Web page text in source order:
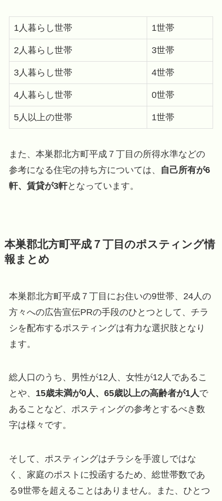
1人暮らし世帯 1世帯
2人暮らし世帯 3世帯
3人暮らし世帯 4世帯
4人暮らし世帯 0世帯
5人以上の世帯 1世帯
また、本巣郡北方町平成７丁目の所得水準などの
参考になる住宅の持ち方については、
自己所有が6
軒、賃貸が3軒となっています。
本巣郡北方町平成７丁目のポスティング情
報まとめ
本巣郡北方町平成７丁目にお住いの9世帯、24人の
方々への広告宣伝PRの手段のひとつとして、チラ
シを配布するポスティングは有力な選択肢となり
ます。
総人口のうち、男性が12人、女性が12人であるこ
とや、 15歳未満が0人、65歳以上の高齢者が1人で
あることなど、ポスティングの参考とするべき数
字は様々です。
そして、ポスティングはチラシを手渡しではな
く、家庭のポストに投函するため、総世帯数であ
る9世帯を超えることはありません。また、ひとつ